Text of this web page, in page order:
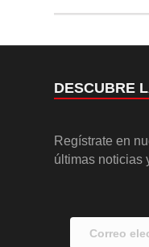
DESCUBRE
Regístrate en
últimas noticias